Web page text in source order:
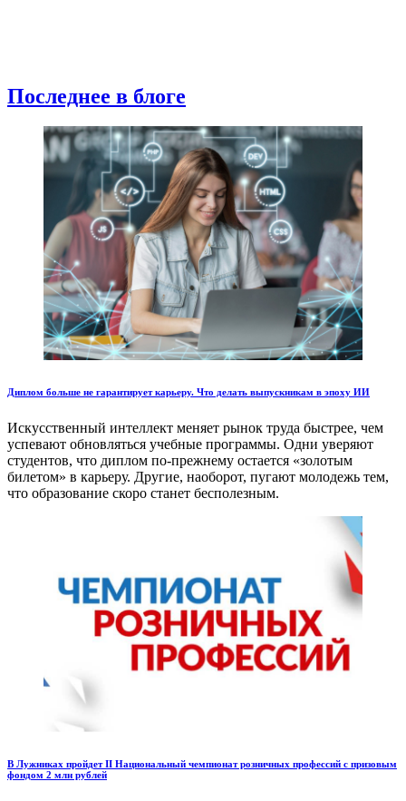
Последнее в блоге
Диплом больше не гарантирует карьеру. Что делать выпускникам в эпоху ИИ
Искусственный интеллект меняет рынок труда быстрее, чем
успевают обновляться учебные программы. Одни уверяют
студентов, что диплом по-прежнему остается «золотым
билетом» в карьеру. Другие, наоборот, пугают молодежь тем,
что образование скоро станет бесполезным.
В Лужниках пройдет II Национальный чемпионат розничных профессий с призовым
фондом 2 млн рублей